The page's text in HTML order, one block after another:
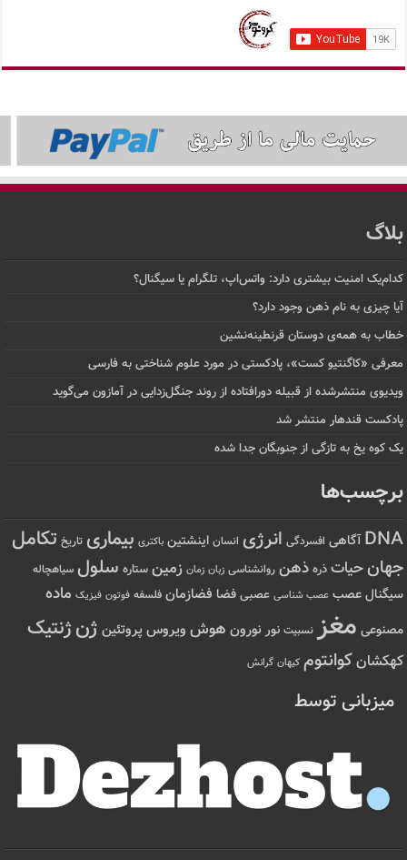
بلاگ
کدام‌یک امنیت بیشتری دارد: واتس‌اپ، تلگرام یا سیگنال؟
آیا چیزی به نام ذهن وجود دارد؟
خطاب به همه‌ی دوستان قرنطینه‌نشین
معرفی «کاگنتیو کست»، پادکستی در مورد علوم شناختی به فارسی
ویدیوی منتشرشده از قبیله دورافتاده‌ از روند جنگل‌زدایی در آمازون می‌گوید
پادکست قندهار منتشر شد
یک کوه یخ به تازگی از جنوبگان جدا شده
برچسب‌ها
DNA آگاهی افسردگی انرژی انسان اینشتین باکتری بیماری تاریخ تکامل
جهانحیات ذره ذهن روانشناسی زبان زمان زمین ستاره سلول سیاهچاله
سیگنال عصب عصب شناسی عصبی فضا فضازمان فلسفه فوتون فیزیک ماده
مصنوعی مغز نسبیت نور نورون هوش ویروس پروتئین ژنژنتیک
کهکشانکوانتوم کیهان گرانش
میزبانی توسط